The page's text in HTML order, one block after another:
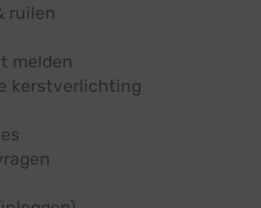
ruilen
melden
kerstverlichting